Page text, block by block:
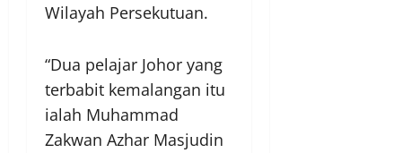
Wilayah Persekutuan.
“Dua pelajar Johor yang
terbabit kemalangan itu
ialah Muhammad
Zakwan Azhar Masjudin